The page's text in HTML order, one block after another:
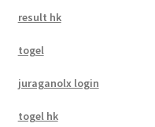
result hk
togel
juraganolx login
togel hk